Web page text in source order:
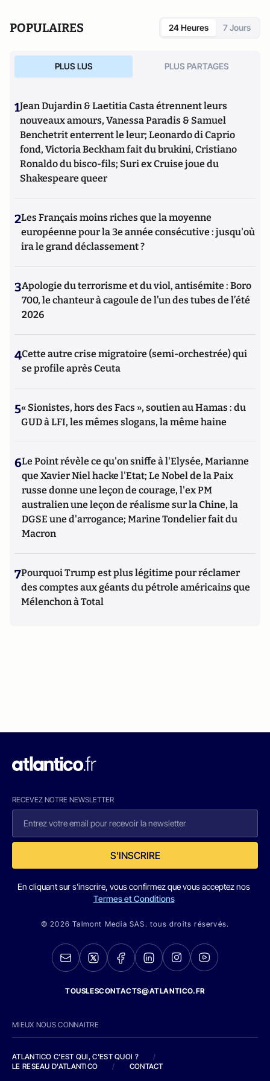
POPULAIRES 24 Heures 7 Jours
PLUS LUS PLUS PARTAGES
1Jean Dujardin & Laetitia Casta étrennent leurs
nouveaux amours, Vanessa Paradis & Samuel
Benchetrit enterrent le leur; Leonardo di Caprio
fond, Victoria Beckham fait du brukini, Cristiano
Ronaldo du bisco-fils; Suri ex Cruise joue du
Shakespeare queer
2Les Français moins riches que la moyenne
européenne pour la 3e année consécutive : jusqu'où
ira le grand déclassement ?
3Apologie du terrorisme et du viol, antisémite : Boro
700, le chanteur à cagoule de l’un des tubes de l’été
2026
4Cette autre crise migratoire (semi-orchestrée) qui
se profile après Ceuta
5« Sionistes, hors des Facs », soutien au Hamas : du
GUD à LFI, les mêmes slogans, la même haine
6Le Point révèle ce qu'on sniffe à l'Elysée, Marianne
que Xavier Niel hacke l'Etat; Le Nobel de la Paix
russe donne une leçon de courage, l'ex PM
australien une leçon de réalisme sur la Chine, la
DGSE une d'arrogance; Marine Tondelier fait du
Macron
7Pourquoi Trump est plus légitime pour réclamer
des comptes aux géants du pétrole américains que
Mélenchon à Total
RECEVEZ NOTRE NEWSLETTER
S'INSCRIRE
En cliquant sur s'inscrire, vous confirmez que vous acceptez nos
Termes et Conditions
© 2026 Talmont Media SAS. tous droits réservés.
TOUSLESCONTACTS@ATLANTICO.FR
MIEUX NOUS CONNAITRE
ATLANTICO C'EST QUI, C'EST QUOI ?
/
LE RESEAU D'ATLANTICO
/ CONTACT